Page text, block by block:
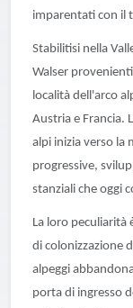
imparentati con il
Stabilitisi nella
Walser
località dell'arco
Austria e Francia.
alpi inizia verso la
progressive,
stanziali che oggi
La loro peculiarità
di colonizzazione
alpeggi
porta di ingresso